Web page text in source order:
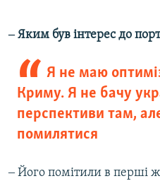
‒ Яким був інтерес до
Я не маю
Криму. Я не бачу
перспективи там,
помилятися
‒ Його помітили в перші ж